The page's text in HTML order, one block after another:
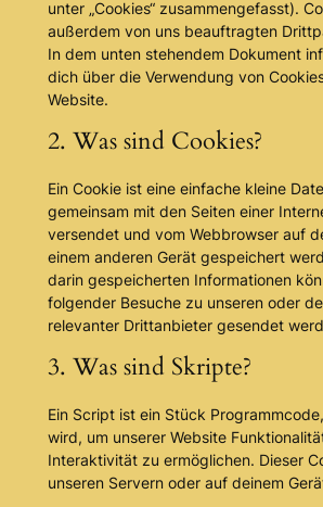
unter „Cookies“ zusammengefasst).
außerdem von uns beauftragten
In dem unten stehendem Dokument
dich über die Verwendung von
Website.
2. Was sind Cookies?
Ein Cookie ist eine einfache kleine
gemeinsam mit den Seiten einer
versendet und vom Webbrowser auf
einem anderen Gerät gespeichert
darin gespeicherten Informationen
folgender Besuche zu unseren oder
relevanter Drittanbieter gesendet
3. Was sind Skripte?
Ein Script ist ein Stück
wird, um unserer Website
Interaktivität zu ermöglichen. Dieser
unseren Servern oder auf deinem